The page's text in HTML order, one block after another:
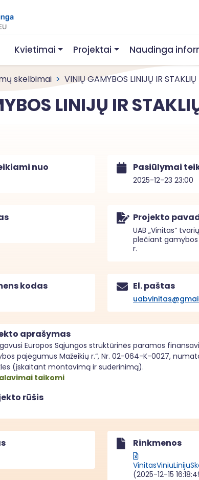
Kvietimai Projektai Naudinga
skelbimai VINIŲ GAMYBOS LINIJŲ IR STAKLIŲ
LINIJŲ IR
nuo Pasiūlymai
2025-12-23 23:00
Projekto
UAB „Vinitas“
plečiant gamybos
r.
kodas El. paštas
aprašymas
gavusi Europos Sąjungos struktūrinės paramos
pajėgumus Mažeikių r.“, Nr. 02-064-K-0027,
(įskaitant montavimą ir suderinimą).
taikomi
rūšis
Rinkmenos
(2025-12-15